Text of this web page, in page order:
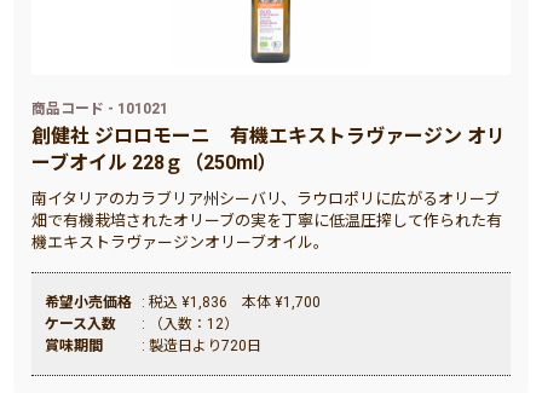
商品コード - 101021
創健社 ジロロモーニ 有機エキストラヴァージン オリ
ーブオイル 228ｇ（250ml）
南イタリアのカラブリア州シーバリ、ラウロポリに広がるオリーブ
畑で有機栽培されたオリーブの実を丁寧に低温圧搾して作られた有
機エキストラヴァージンオリーブオイル。
希望小売価格
: 税込 ¥1,836 本体 ¥1,700
ケース入数
: （入数：12）
賞味期間
: 製造日より720日